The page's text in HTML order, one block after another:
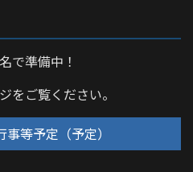
で準備中！
ご覧ください。
等予定（予定）